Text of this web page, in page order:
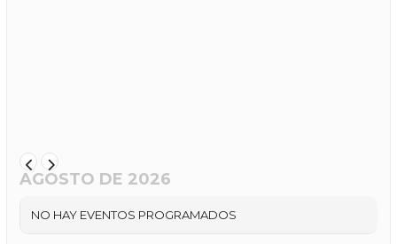
AGOSTO DE 2026
NO HAY EVENTOS PROGRAMADOS